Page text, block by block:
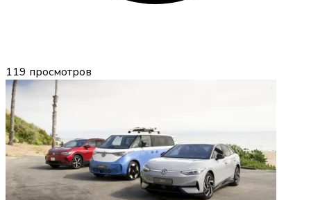
119 просмотров